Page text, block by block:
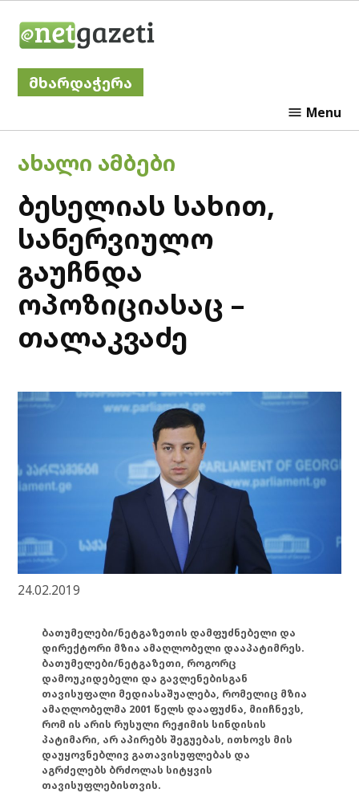
მხარდაჭერა
Menu
POSTED
IN
ᲐᲮᲐᲚᲘ ᲐᲛᲑᲔᲑᲘ
ბესელიას სახით,
სანერვიულო
გაუჩნდა
ოპოზიციასაც –
თალაკვაძე
24.02.2019
ბათუმელები/ნეტგაზეთის დამფუძნებელი და
დირექტორი მზია ამაღლობელი დააპატიმრეს.
ბათუმელები/ნეტგაზეთი, როგორც
დამოუკიდებელი და გავლენებისგან
თავისუფალი მედიასაშუალება, რომელიც მზია
ამაღლობელმა 2001 წელს დააფუძნა, მიიჩნევს,
რომ ის არის რუსული რეჟიმის სინდისის
პატიმარი, არ აპირებს შეგუებას, ითხოვს მის
დაუყოვნებლივ გათავისუფლებას და
აგრძელებს ბრძოლას სიტყვის
თავისუფლებისთვის.